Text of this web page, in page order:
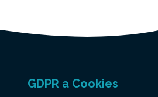
GDPR a Cookies